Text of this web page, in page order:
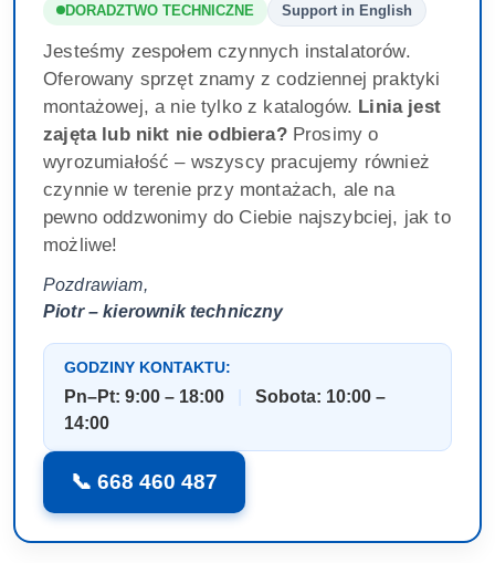
DORADZTWO TECHNICZNE Support in English
Jesteśmy zespołem czynnych instalatorów.
Oferowany sprzęt znamy z codziennej praktyki
montażowej, a nie tylko z katalogów. Linia jest
zajęta lub nikt nie odbiera?Prosimy o
wyrozumiałość – wszyscy pracujemy również
czynnie w terenie przy montażach, ale na
pewno oddzwonimy do Ciebie najszybciej, jak to
możliwe!
Pozdrawiam,
Piotr – kierownik techniczny
GODZINY KONTAKTU:
Pn–Pt: 9:00 – 18:00
Sobota: 10:00 –
14:00
📞 668 460 487